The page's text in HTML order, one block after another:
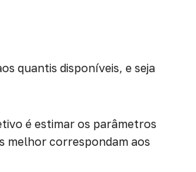
quantis disponíveis, e seja
é estimar os parâmetros
melhor correspondam aos